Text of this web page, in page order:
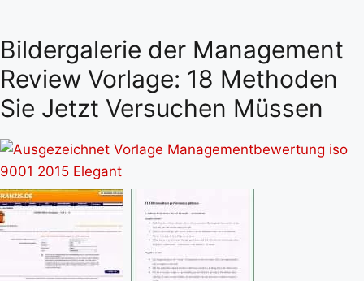
Bildergalerie der Management
Review Vorlage: 18 Methoden
Sie Jetzt Versuchen Müssen